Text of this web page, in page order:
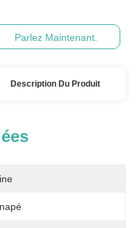
Parlez Maintenant.
Description Du Produit